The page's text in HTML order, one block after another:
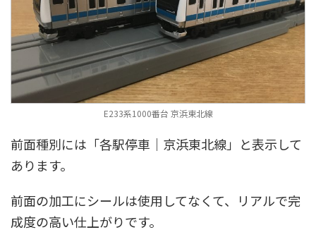
E233系1000番台 京浜東北線
前面種別には「各駅停車｜京浜東北線」と表示して
あります。
前面の加工にシールは使用してなくて、リアルで完
成度の高い仕上がりです。